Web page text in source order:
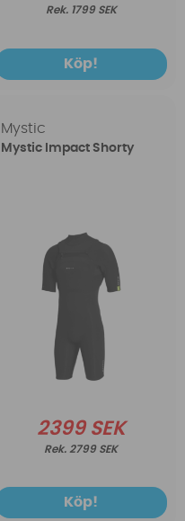
1799 SEK
Köp!
Mystic
Mystic Impact Shorty
2399 SEK
2799 SEK
Köp!